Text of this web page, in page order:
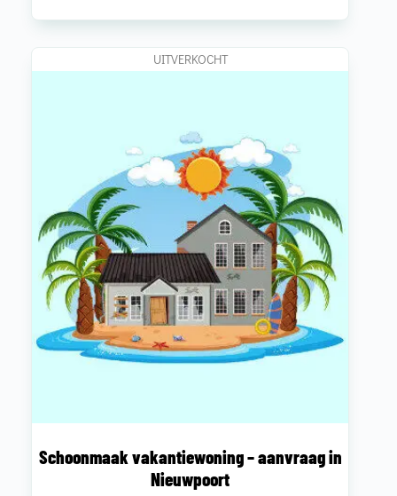
UITVERKOCHT
Schoonmaak vakantiewoning – aanvraag in
Nieuwpoort